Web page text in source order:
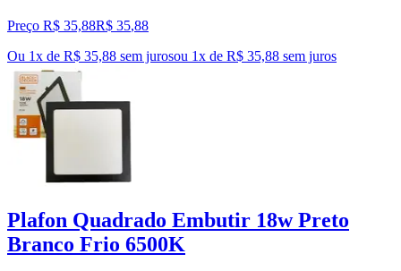
Preço R$ 35,88R$ 35,88
Ou 1x de R$ 35,88 sem jurosou 1x de R$ 35,88 sem juros
Plafon Quadrado Embutir 18w Preto
Branco Frio 6500K